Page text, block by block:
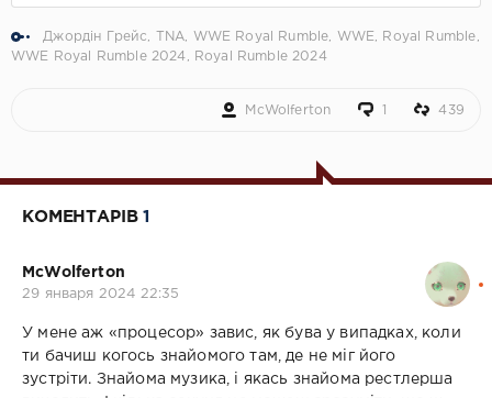
Джордін Грейс, TNA, WWE Royal Rumble, WWE, Royal Rumble,
WWE Royal Rumble 2024, Royal Rumble 2024
McWolferton 1 439
КОМЕНТАРІВ1
McWolferton
29 января 2024 22:35
У мене аж «процесор» завис, як бува у випадках, коли
ти бачиш когось знайомого там, де не міг його
зустріти. Знайома музика, і якась знайома рестлерша